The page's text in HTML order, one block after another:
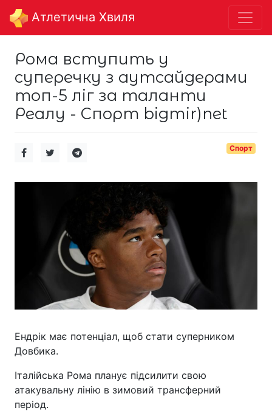
Aтлетична Хвиля
Рома вступить у
суперечку з аутсайдерами
топ-5 ліг за таланти
Реалу - Спорт bigmir)net
Спорт
Ендрік має потенціал, щоб стати суперником
Довбика.
Італійська Рома планує підсилити свою
атакувальну лінію в зимовий трансферний
період.